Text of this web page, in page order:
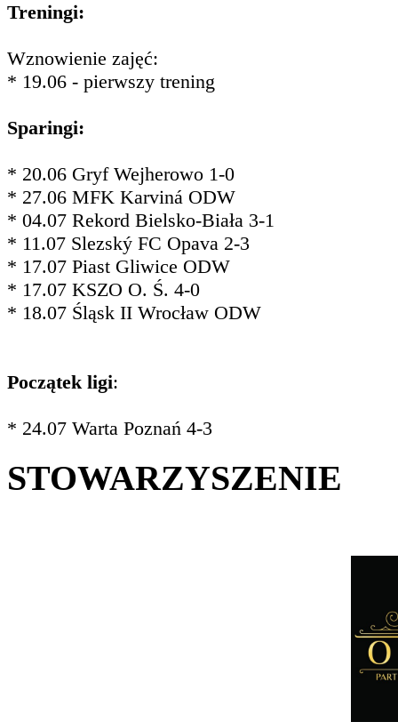
Treningi:
Wznowienie zajęć:
* 19.06 - pierwszy trening
Sparingi:
* 20.06 Gryf Wejherowo 1-0
* 27.06 MFK Karviná ODW
* 04.07 Rekord Bielsko-Biała 3-1
* 11.07 Slezský FC Opava 2-3
* 17.07 Piast Gliwice ODW
* 17.07 KSZO O. Ś. 4-0
* 18.07 Śląsk II Wrocław ODW
Początek ligi:
* 24.07 Warta Poznań 4-3
STOWARZYSZENIE